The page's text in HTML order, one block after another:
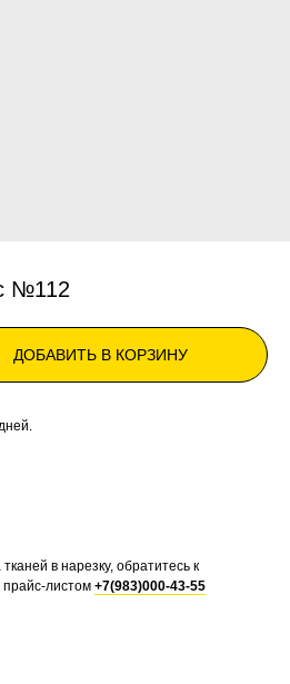
№112
ДОБАВИТЬ В КОРЗИНУ
в нарезку, обратитесь к
листом +7(983)000-43-55